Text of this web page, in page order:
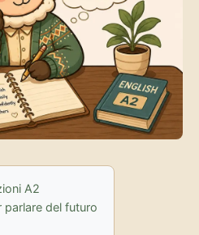
A2
parlare del futuro